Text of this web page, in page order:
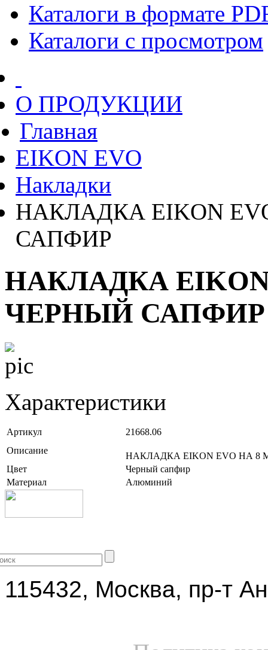
Каталоги в формате
Каталоги с просмотром
О ПРОДУКЦИИ
Главная
EIKON EVO
Накладки
НАКЛАДКА EIKON
САПФИР
НАКЛАДКА
ЧЕРНЫЙ САПФИР
Характеристики
Артикул
21668.06
Описание
НАКЛАДКА EIKON EVO НА
Цвет
Черный сапфир
Материал
Алюминий
115432, Москва, пр-т